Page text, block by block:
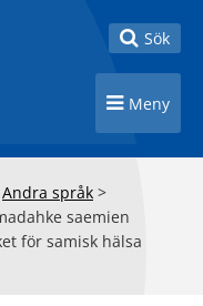
Toggle
Sök
Toggle
Meny
Andra språk >
saemien
för samisk hälsa